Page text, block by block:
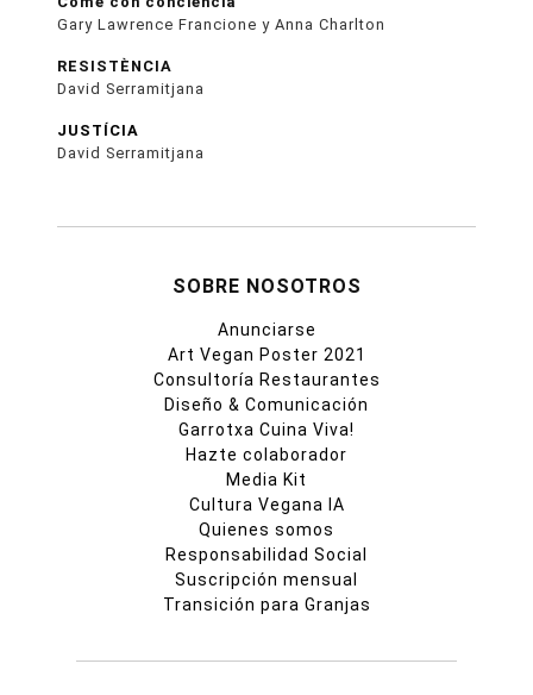
Gary Lawrence Francione y Anna Charlton
RESISTÈNCIA
David Serramitjana
JUSTÍCIA
David Serramitjana
SOBRE NOSOTROS
Anunciarse
Art Vegan Poster 2021
Consultoría Restaurantes
Diseño & Comunicación
Garrotxa Cuina Viva!
Hazte colaborador
Media Kit
Cultura Vegana IA
Quienes somos
Responsabilidad Social
Suscripción mensual
Transición para Granjas